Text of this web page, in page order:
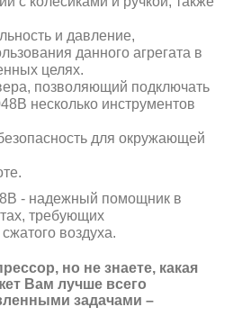
и давление,
данного агрегата в
целях.
позволяющий подключать
несколько инструментов
для окружающей
- надежный помощник в
требующих
воздуха.
но не знаете, какая
Вам лучше всего
задачами –